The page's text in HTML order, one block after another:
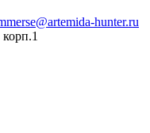
hunter.ru